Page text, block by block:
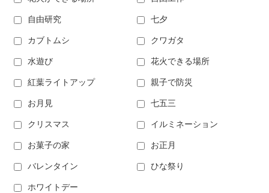
自由研究 七夕
カブトムシ クワガタ
水遊び 花火できる場所
紅葉ライトアップ 親子で防災
お月見 七五三
クリスマス イルミネーション
お菓子の家 お正月
バレンタイン ひな祭り
ホワイトデー